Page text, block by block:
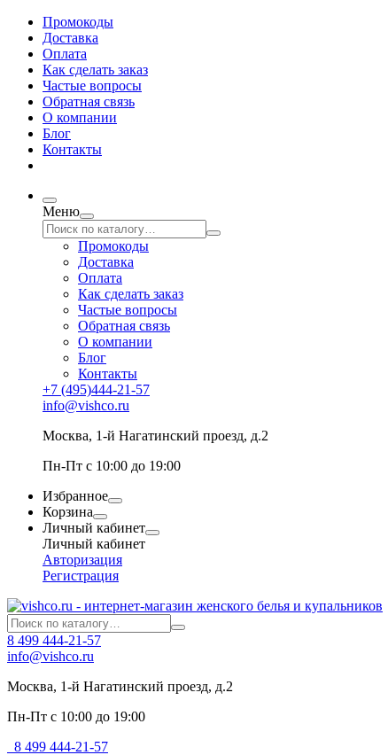
Промокоды
Доставка
Оплата
Как сделать заказ
Частые вопросы
Обратная связь
О компании
Блог
Контакты
Меню
Промокоды
Доставка
Оплата
Как сделать заказ
Частые вопросы
Обратная связь
О компании
Блог
Контакты
+7 (495)444-21-57
info@vishco.ru
Москва, 1-й Нагатинский проезд, д.2
Пн-Пт с 10:00 до 19:00
Избранное
Корзина
Личный кабинет
Личный кабинет
Авторизация
Регистрация
8 499 444-21-57
info@vishco.ru
Москва, 1-й Нагатинский проезд, д.2
Пн-Пт с 10:00 до 19:00
8 499 444-21-57